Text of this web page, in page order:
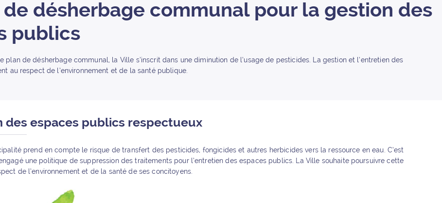
désherbage communal pour la gestion des
publics
plan de désherbage communal, la Ville s’inscrit dans une diminution de l’usage de pesticides. La gestion et l’entretien des
au respect de l’environnement et de la santé publique.
des espaces publics respectueux
prend en compte le risque de transfert des pesticides, fongicides et autres herbicides vers la ressource en eau. C’est
une politique de suppression des traitements pour l’entretien des espaces publics. La Ville souhaite poursuivre cette
de l’environnement et de la santé de ses concitoyens.